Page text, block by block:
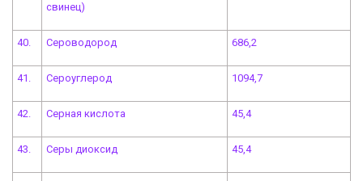
свинец)
40. Сероводород 686,2
41. Сероуглерод 1094,7
42. Серная кислота 45,4
43. Серы диоксид 45,4